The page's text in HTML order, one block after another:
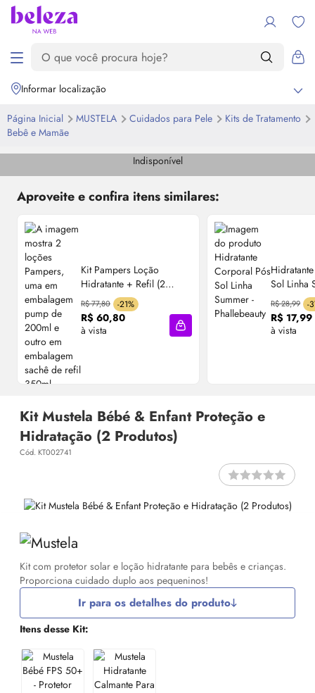
Informar localização
Página Inicial MUSTELA Cuidados para Pele
Kits de Tratamento
Bebê e Mamãe
Indisponível
Aproveite e confira itens similares:
Kit Pampers Loção
Hidratante + Refil (2
Produtos)
R$ 77,80 -21%
R$ 60,80
à vista
Adicionar à sacola
Sol Linha
R$ 28,99 -
R$ 17,99
à vista
Kit Mustela Bébé & Enfant Proteção e
Hidratação (2 Produtos)
Cód. KT002741
Kit com protetor solar e loção hidratante para bebês e crianças.
Proporciona cuidado duplo aos pequeninos!
Ir para os detalhes do produto
Itens desse Kit: